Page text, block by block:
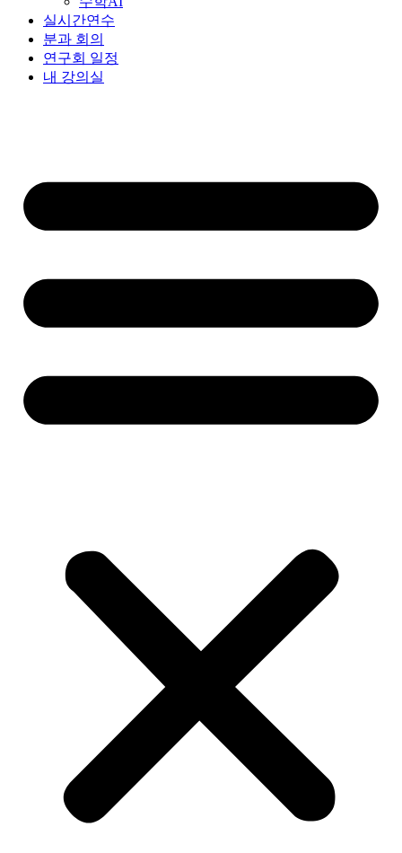
실시간연수
분과 회의
연구회 일정
내 강의실